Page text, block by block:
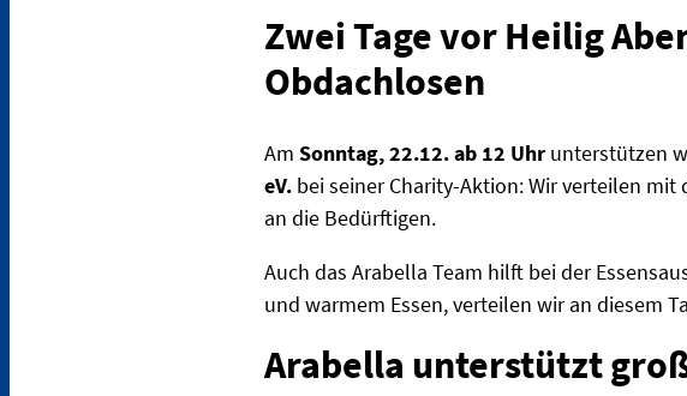
Zwei Tage vor Heilig
Obdachlosen
Am Sonntag, 22.12. ab 12 Uhr unterstützen
eV. bei seiner Charity-Aktion: Wir verteilen mit
an die Bedürftigen.
Auch das Arabella Team hilft bei der
und warmem Essen, verteilen wir an diesem
Arabella unterstützt